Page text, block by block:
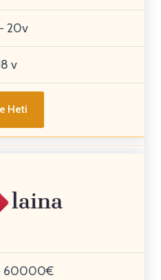
20v
v
Heti
60000€